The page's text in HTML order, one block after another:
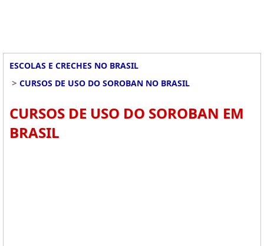
ESCOLAS E CRECHES NO BRASIL
> CURSOS DE USO DO SOROBAN NO BRASIL
CURSOS DE USO DO SOROBAN EM
BRASIL